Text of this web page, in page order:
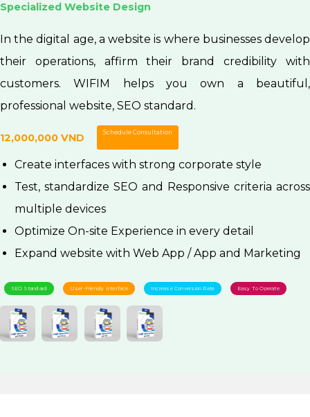
Specialized Website Design
In the digital age, a website is where businesses develop
their operations, affirm their brand credibility with
customers. WIFIM helps you own a beautiful,
professional website, SEO standard.
12,000,000 VND Schedule Consultation
Create interfaces with strong corporate style
Test, standardize SEO and Responsive criteria across
multiple devices
Optimize On-site Experience in every detail
Expand website with Web App / App and Marketing
SEO Standard User-Friendly Interface Increase Conversion Rate Easy To Operate